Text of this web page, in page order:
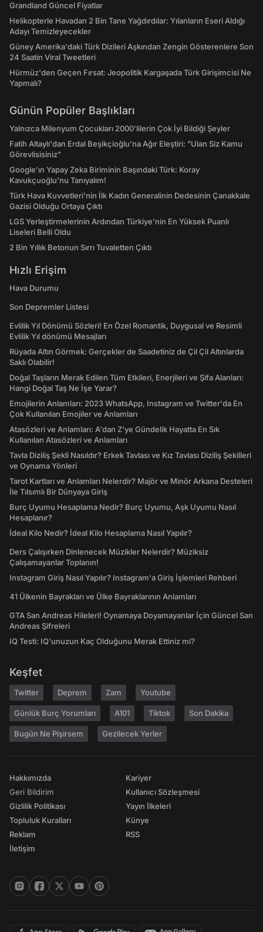
Grandland Güncel Fiyatlar
Helikopterle Havadan 2 Bin Tane Yağdırdılar: Yılanların Eseri Aldığı
Adayı Temizleyecekler
Güney Amerika'daki Türk Dizileri Aşkından Zengin Gösterenlere Son
24 Saatin Viral Tweetleri
Hürmüz'den Geçen Fırsat: Jeopolitik Kargaşada Türk Girişimcisi Ne
Yapmalı?
Günün Popüler Başlıkları
Yalnızca Milenyum Çocukları 2000'lilerin Çok İyi Bildiği Şeyler
Fatih Altaylı'dan Erdal Beşikçioğlu'na Ağır Eleştiri: "Ulan Siz Kamu
Görevlisisiniz"
Google'ın Yapay Zeka Biriminin Başındaki Türk: Koray
Kavukçuoğlu'nu Tanıyalım!
Türk Hava Kuvvetleri'nin İlk Kadın Generalinin Dedesinin Çanakkale
Gazisi Olduğu Ortaya Çıktı
LGS Yerleştirmelerinin Ardından Türkiye'nin En Yüksek Puanlı
Liseleri Belli Oldu
2 Bin Yıllık Betonun Sırrı Tuvaletten Çıktı
Hızlı Erişim
Hava Durumu
Son Depremler Listesi
Evlilik Yıl Dönümü Sözleri! En Özel Romantik, Duygusal ve Resimli
Evlilik Yıl dönümü Mesajları
Rüyada Altın Görmek: Gerçekler de Saadetiniz de Çil Çil Altınlarda
Saklı Olabilir!
Doğal Taşların Merak Edilen Tüm Etkileri, Enerjileri ve Şifa Alanları:
Hangi Doğal Taş Ne İşe Yarar?
Emojilerin Anlamları: 2023 WhatsApp, Instagram ve Twitter'da En
Çok Kullanılan Emojiler ve Anlamları
Atasözleri ve Anlamları: A'dan Z'ye Gündelik Hayatta En Sık
Kullanılan Atasözleri ve Anlamları
Tavla Diziliş Şekli Nasıldır? Erkek Tavlası ve Kız Tavlası Diziliş Şekilleri
ve Oynama Yönleri
Tarot Kartları ve Anlamları Nelerdir? Majör ve Minör Arkana Desteleri
İle Tılsımlı Bir Dünyaya Giriş
Burç Uyumu Hesaplama Nedir? Burç Uyumu, Aşk Uyumu Nasıl
Hesaplanır?
İdeal Kilo Nedir? İdeal Kilo Hesaplama Nasıl Yapılır?
Ders Çalışırken Dinlenecek Müzikler Nelerdir? Müziksiz
Çalışamayanlar Toplanın!
Instagram Giriş Nasıl Yapılır? Instagram'a Giriş İşlemleri Rehberi
41 Ülkenin Bayrakları ve Ülke Bayraklarının Anlamları
GTA San Andreas Hileleri! Oynamaya Doyamayanlar İçin Güncel San
Andreas Şifreleri
IQ Testi: IQ'unuzun Kaç Olduğunu Merak Ettiniz mi?
Keşfet
Twitter Deprem Zam Youtube
Günlük Burç Yorumları A101 Tiktok Son Dakika
Bugün Ne Pişirsem Gezilecek Yerler
Hakkımızda
Geri Bildirim
Gizlilik Politikası
Topluluk Kuralları
Reklam
İletişim
Kariyer
Kullanıcı Sözleşmesi
Yayın İlkeleri
Künye
RSS